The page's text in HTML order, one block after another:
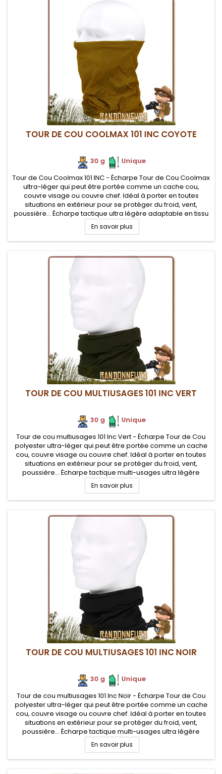
TOUR DE COU COOLMAX 101 INC COYOTE
30 g
Unique
Tour de Cou Coolmax 101 INC - Écharpe Tour de Cou Coolmax
ultra-léger qui peut être portée comme un cache cou,
couvre visage ou couvre chef. Idéal à porter en toutes
situations en extérieur pour se protéger du froid, vent,
poussière... Écharpe tactique ultra légère adaptable en tissu
doux, confortable contre la peau et très respirante
En savoir plus
TOUR DE COU MULTIUSAGES 101 INC VERT
30 g
Unique
Tour de cou multiusages 101 Inc Vert - Écharpe Tour de Cou
polyester ultra-léger qui peut être portée comme un cache
cou, couvre visage ou couvre chef. Idéal à porter en toutes
situations en extérieur pour se protéger du froid, vent,
poussière... Écharpe tactique multi-usages ultra légère
adaptable en tissu doux, confortable contre la peau et très
respirante
En savoir plus
TOUR DE COU MULTIUSAGES 101 INC NOIR
30 g
Unique
Tour de cou multiusages 101 Inc Noir - Écharpe Tour de Cou
polyester ultra-léger qui peut être portée comme un cache
cou, couvre visage ou couvre chef. Idéal à porter en toutes
situations en extérieur pour se protéger du froid, vent,
poussière... Écharpe tactique multi-usages ultra légère
adaptable en tissu doux, confortable contre la peau et très
respirante
En savoir plus